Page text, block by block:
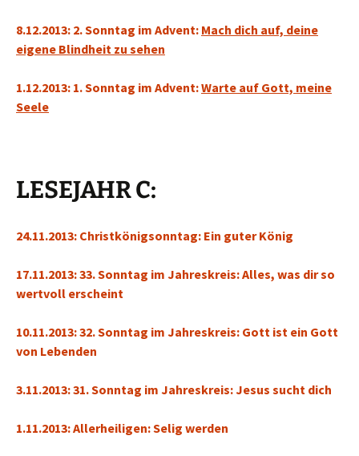
8.12.2013: 2. Sonntag im Advent: Mach dich auf, deine
eigene Blindheit zu sehen
1.12.2013: 1. Sonntag im Advent:Warte auf Gott, meine
Seele
LESEJAHR C:
24.11.2013: Christkönigsonntag: Ein guter König
17.11.2013: 33. Sonntag im Jahreskreis: Alles, was dir so
wertvoll erscheint
10.11.2013: 32. Sonntag im Jahreskreis: Gott ist ein Gott
von Lebenden
3.11.2013: 31. Sonntag im Jahreskreis: Jesus sucht dich
1.11.2013: Allerheiligen: Selig werden